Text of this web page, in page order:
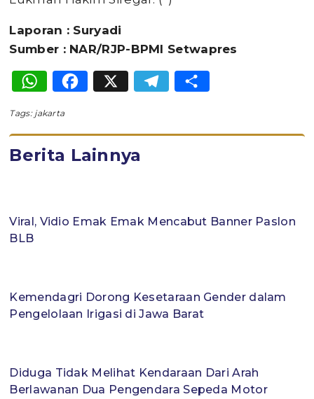
Laporan : Suryadi
Sumber : NAR/RJP-BPMI Setwapres
WhatsApp
Facebook
X Telegram
Tags: jakarta
Berita Lainnya
Viral, Vidio Emak Emak Mencabut Banner Paslon
BLB
Kemendagri Dorong Kesetaraan Gender dalam
Pengelolaan Irigasi di Jawa Barat
Diduga Tidak Melihat Kendaraan Dari Arah
Berlawanan Dua Pengendara Sepeda Motor